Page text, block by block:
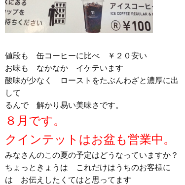
値段も 缶コーヒーに比べ ￥２０安い
お味も なかなか イケテいます
酸味が少なく ローストをたぶんわざと濃厚に出
して
るんで 解かり易い美味さです。
８月です。
クインテットはお盆も営業中。
みなさんのこの夏の予定はどうなっていますか？
ちょっときょうは これだけはうちのお客様に
は お伝えしたくてはと思ってます